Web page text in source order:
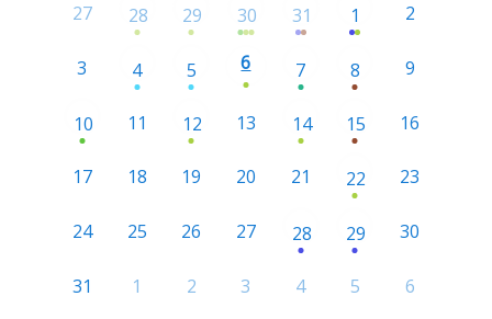
27 28 29 30 31 1 2
3 4 5 6 7 8 9
10 11 12 13 14 15 16
17 18 19 20 21 22 23
24 25 26 27 28 29 30
31 1 2 3 4 5 6